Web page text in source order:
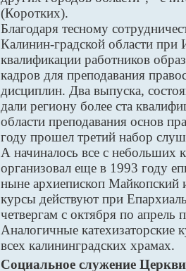
(Коротких).
Благодаря тесному
Калинин-градской области
квалификации работников
кадров для преподавания
дисциплин. Два выпуска,
дали региону более ста
области преподавания основ
году прошел третий набор
А начиналось все с небольших
организовал еще в 1993 году
ныне архиепископ Майкопский
курсы действуют при
четвергам с октября по
Аналогичные катехизаторские
всех калининградских храмах.
Социальное служение Церкви